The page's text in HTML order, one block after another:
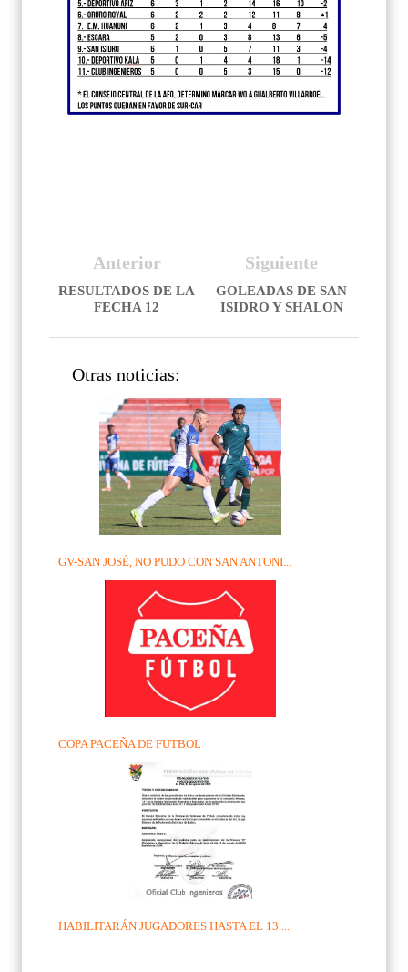
Siguiente
GOLEADAS DE SAN
ISIDRO Y SHALON
Anterior
RESULTADOS DE LA
FECHA 12
Otras noticias:
GV-SAN JOSÉ, NO PUDO CON SAN ANTONI...
COPA PACEÑA DE FUTBOL
HABILITARÁN JUGADORES HASTA EL 13 ...